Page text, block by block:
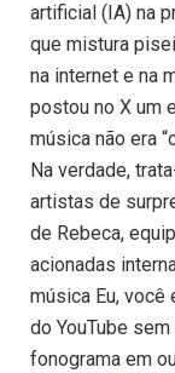
artificial (IA) na
que mistura
na internet e na
postou no X um
música não era
Na verdade,
artistas de
de Rebeca,
acionadas
música Eu, você
do YouTube
fonograma em